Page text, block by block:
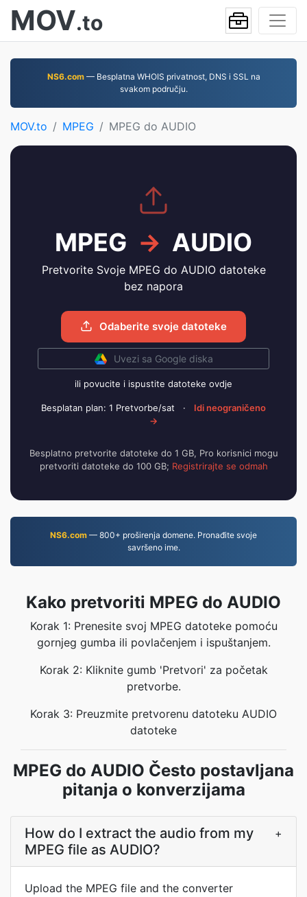
MOV.to
NS6.com— Besplatna WHOIS privatnost, DNS i SSL na
svakom području.
MOV.to MPEG MPEG do AUDIO
MPEG → AUDIO
Pretvorite Svoje MPEG do AUDIO datoteke
bez napora
Odaberite svoje datoteke
Uvezi sa Google diska
ili povucite i ispustite datoteke ovdje
Besplatan plan: 1 Pretvorbe/sat ·
Idi neograničeno
→
Besplatno pretvorite datoteke do 1 GB, Pro korisnici mogu
pretvoriti datoteke do 100 GB; Registrirajte se odmah
NS6.com — 800+ proširenja domene. Pronađite svoje
savršeno ime.
Kako pretvoriti MPEG do AUDIO
Korak 1: Prenesite svoj MPEG datoteke pomoću
gornjeg gumba ili povlačenjem i ispuštanjem.
Korak 2: Kliknite gumb 'Pretvori' za početak
pretvorbe.
Korak 3: Preuzmite pretvorenu datoteku AUDIO
datoteke
MPEG do AUDIO Često postavljana
pitanja o konverzijama
How do I extract the audio from my
MPEG file as AUDIO?
+
Upload the MPEG file and the converter